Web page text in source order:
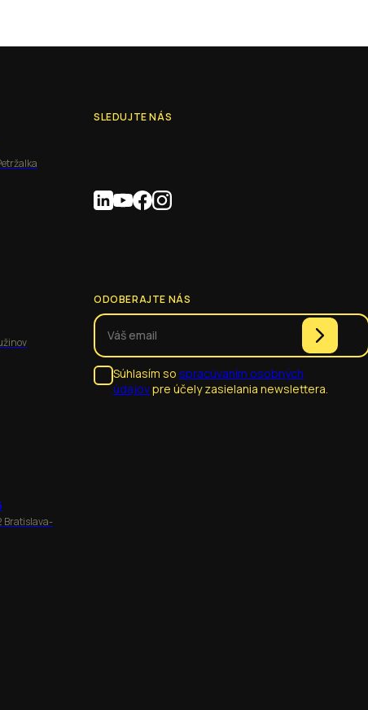
Bratislava-
SLEDUJTE NÁS
ODOBERAJTE NÁS
Súhlasím so spracúvaním osobných
údajovpre účely zasielania newslettera.